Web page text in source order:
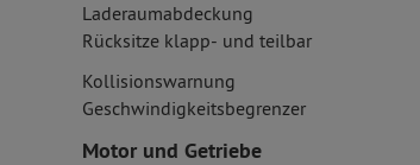
Laderaumabdeckung
Rücksitze klapp- und teilbar
Kollisionswarnung
Geschwindigkeitsbegrenzer
Motor und Getriebe